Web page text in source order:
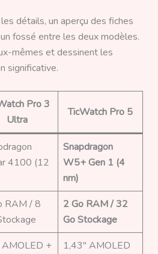
détails, un aperçu des fiches
fossé entre les deux modèles.
mêmes et dessinent les
significative.
Pro 3
Ultra
TicWatch Pro 5
4100 (12
Snapdragon
W5+ Gen 1 (4
nm)
RAM / 8
2 Go RAM / 32
Go Stockage
AMOLED +
1,43″ AMOLED